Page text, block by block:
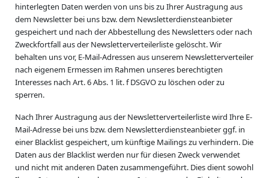
hinterlegten Daten werden von uns bis zu Ihrer Austragung aus
dem Newsletter bei uns bzw. dem Newsletterdiensteanbieter
gespeichert und nach der Abbestellung des Newsletters oder nach
Zweckfortfall aus der Newsletterverteilerliste gelöscht. Wir
behalten uns vor, E-Mail-Adressen aus unserem Newsletterverteiler
nach eigenem Ermessen im Rahmen unseres berechtigten
Interesses nach Art. 6 Abs. 1 lit. f DSGVO zu löschen oder zu
sperren.
Nach Ihrer Austragung aus der Newsletterverteilerliste wird Ihre E-
Mail-Adresse bei uns bzw. dem Newsletterdiensteanbieter ggf. in
einer Blacklist gespeichert, um künftige Mailings zu verhindern. Die
Daten aus der Blacklist werden nur für diesen Zweck verwendet
und nicht mit anderen Daten zusammengeführt. Dies dient sowohl